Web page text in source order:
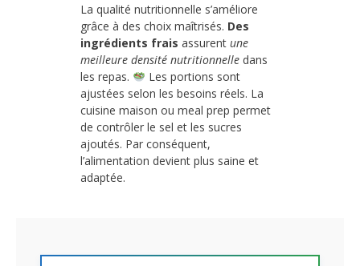
La qualité nutritionnelle s’améliore
grâce à des choix maîtrisés. Des
ingrédients frais assurent une
meilleure densité nutritionnelle dans
les repas.
Les portions sont
ajustées selon les besoins réels. La
cuisine maison ou meal prep permet
de contrôler le sel et les sucres
ajoutés. Par conséquent,
l’alimentation devient plus saine et
adaptée.